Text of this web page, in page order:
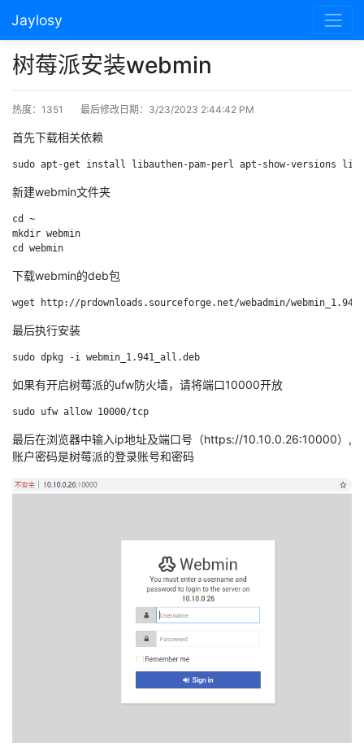
Jaylosy
树莓派安装webmin
热度：1351 最后修改日期：3/23/2023 2:44:42 PM
首先下载相关依赖
sudo apt-get install libauthen-pam-perl apt-show-versions
新建webmin文件夹
cd ~
mkdir webmin
cd webmin
下载webmin的deb包
wget http://prdownloads.sourceforge.net/webadmin/
最后执行安装
sudo dpkg -i webmin_1.941_all.deb
如果有开启树莓派的ufw防火墙，请将端口10000开放
sudo ufw allow 10000/tcp
最后在浏览器中输入ip地址及端口号（https://10.10.0.26:10000）,
账户密码是树莓派的登录账号和密码